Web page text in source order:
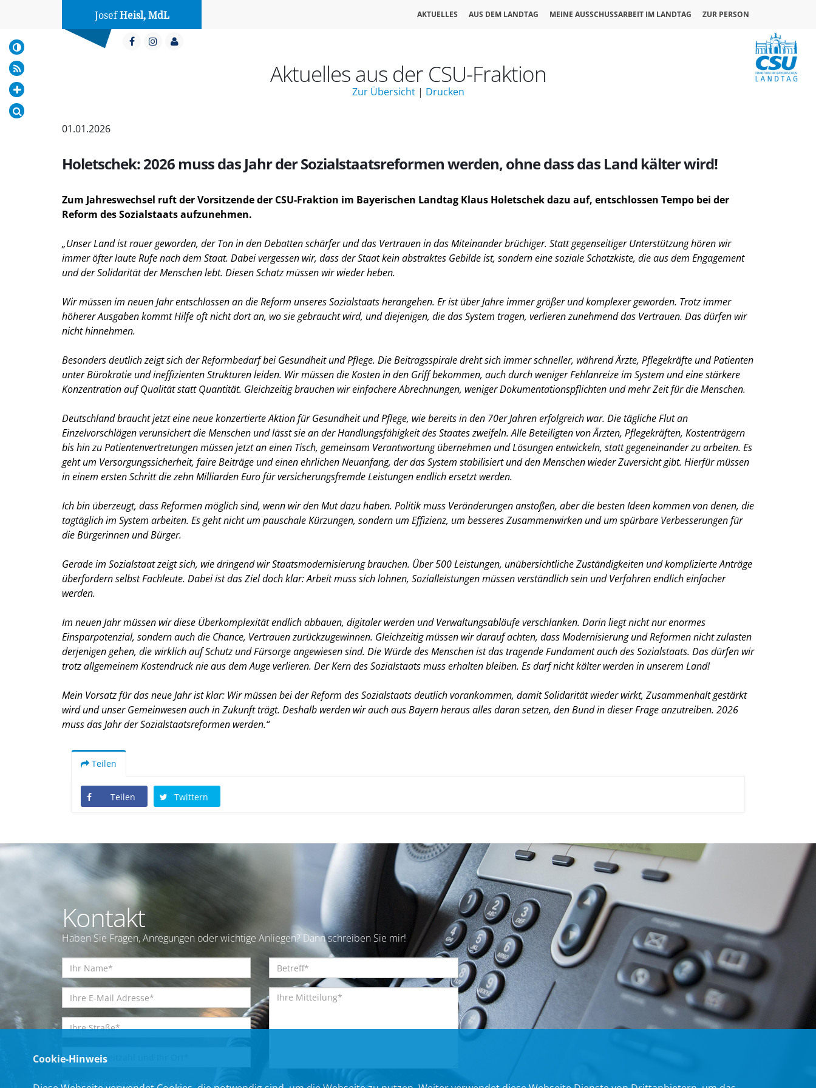
JosefHeisl, MdL AKTUELLES AUS DEM LANDTAG MEINE AUSSCHUSSARBEIT IM LANDTAG ZUR PERSON
Aktuelles aus der CSU-Fraktion
Zur Übersicht| Drucken
01.01.2026
Holetschek: 2026 muss das Jahr der Sozialstaatsreformen werden, ohne dass das Land kälter wird!
Zum Jahreswechsel ruft der Vorsitzende der CSU-Fraktion im Bayerischen Landtag Klaus Holetschekdazu auf, entschlossen Tempo bei der
Reform des Sozialstaats aufzunehmen.
Unser Land ist rauer geworden, der Ton in den Debatten schärfer und das Vertrauen in das Miteinander brüchiger. Statt gegenseitiger Unterstützung hören wir
immer öfter laute Rufe nach dem Staat. Dabei vergessen wir, dass der Staat kein abstraktes Gebilde ist, sondern eine soziale Schatzkiste, die aus dem Engagement
und der Solidarität der Menschen lebt. Diesen Schatz müssen wir wieder heben.
Wir müssen im neuen Jahr entschlossen an die Reform unseres Sozialstaats herangehen. Er ist über Jahre immer größer und komplexer geworden. Trotz immer
höherer Ausgaben kommt Hilfe oft nicht dort an, wo sie gebraucht wird, und diejenigen, die das System tragen, verlieren zunehmend das Vertrauen. Das dürfen wir
nicht hinnehmen.
Besonders deutlich zeigt sich der Reformbedarf bei Gesundheit und Pflege. Die Beitragsspirale dreht sich immer schneller, während Ärzte, Pflegekräfte und Patienten
unter Bürokratie und ineffizienten Strukturen leiden. Wir müssen die Kosten in den Griff bekommen, auch durch weniger Fehlanreize im System und eine stärkere
Konzentration auf Qualität statt Quantität. Gleichzeitig brauchen wir einfachere Abrechnungen, weniger Dokumentationspflichten und mehr Zeit für die Menschen.
Deutschland braucht jetzt eine neue konzertierte Aktion für Gesundheit und Pflege, wie bereits in den 70er Jahren erfolgreich war. Die tägliche Flut an
Einzelvorschlägen verunsichert die Menschen und lässt sie an der Handlungsfähigkeit des Staates zweifeln. Alle Beteiligten von Ärzten, Pflegekräften, Kostenträgern
bis hin zu Patientenvertretungen müssen jetzt an einen Tisch, gemeinsam Verantwortung übernehmen und Lösungen entwickeln, statt gegeneinander zu arbeiten. Es
geht um Versorgungssicherheit, faire Beiträge und einen ehrlichen Neuanfang, der das System stabilisiert und den Menschen wieder Zuversicht gibt. Hierfür müssen
in einem ersten Schritt die zehn Milliarden Euro für versicherungsfremde Leistungen endlich ersetzt werden.
Ich bin überzeugt, dass Reformen möglich sind, wenn wir den Mut dazu haben. Politik muss Veränderungen anstoßen, aber die besten Ideen kommen von denen, die
tagtäglich im System arbeiten. Es geht nicht um pauschale Kürzungen, sondern um Effizienz, um besseres Zusammenwirken und um spürbare Verbesserungen für
die Bürgerinnen und Bürger.
Gerade im Sozialstaat zeigt sich, wie dringend wir Staatsmodernisierung brauchen. Über 500 Leistungen, unübersichtliche Zuständigkeiten und komplizierte Anträge
überfordern selbst Fachleute. Dabei ist das Ziel doch klar: Arbeit muss sich lohnen, Sozialleistungen müssen verständlich sein und Verfahren endlich einfacher
werden.
Im neuen Jahr müssen wir diese Überkomplexität endlich abbauen, digitaler werden und Verwaltungsabläufe verschlanken. Darin liegt nicht nur enormes
Einsparpotenzial, sondern auch die Chance, Vertrauen zurückzugewinnen. Gleichzeitig müssen wir darauf achten, dass Modernisierung und Reformen nicht zulasten
derjenigen gehen, die wirklich auf Schutz und Fürsorge angewiesen sind. Die Würde des Menschen ist das tragende Fundament auch des Sozialstaats. Das dürfen wir
trotz allgemeinem Kostendruck nie aus dem Auge verlieren. Der Kern des Sozialstaats muss erhalten bleiben. Es darf nicht kälter werden in unserem Land!
Mein Vorsatz für das neue Jahr ist klar: Wir müssen bei der Reform des Sozialstaats deutlich vorankommen, damit Solidarität wieder wirkt, Zusammenhalt gestärkt
wird und unser Gemeinwesen auch in Zukunft trägt. Deshalb werden wir auch aus Bayern heraus alles daran setzen, den Bund in dieser Frage anzutreiben. 2026
muss das Jahr der Sozialstaatsreformen werden.“
Teilen
Teilen Twittern
Kontakt
Haben Sie Fragen, Anregungen oder wichtige Anliegen? Dann schreiben Sie mir!
Einwilligungserklärung*
Cookie-Hinweis